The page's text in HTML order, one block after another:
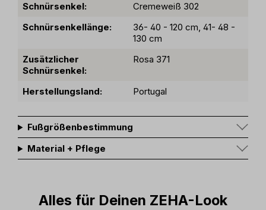
Schnürsenkel:
Cremeweiß 302
Schnürsenkellänge:
36- 40 - 120 cm, 41- 48 -
130 cm
Zusätzlicher
Schnürsenkel:
Rosa 371
Herstellungsland: Portugal
Fußgrößenbestimmung
Material + Pflege
Alles für Deinen ZEHA-Look